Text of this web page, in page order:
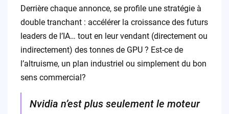
Derrière chaque annonce, se profile une stratégie à
double tranchant : accélérer la croissance des futurs
leaders de l’IA… tout en leur vendant (directement ou
indirectement) des tonnes de GPU ? Est-ce de
l’altruisme, un plan industriel ou simplement du bon
sens commercial?
Nvidia n’est plus seulement le moteur